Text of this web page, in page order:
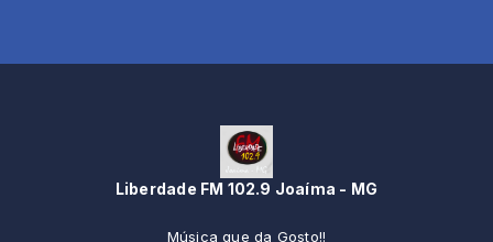
Liberdade FM 102.9 Joaíma - MG
Música que da Gosto!!